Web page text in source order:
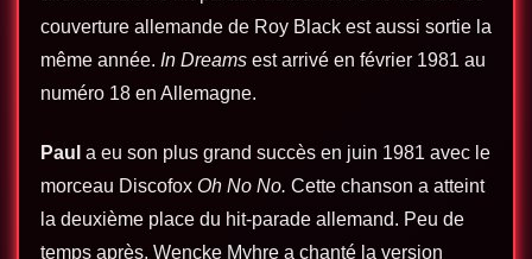
couverture allemande de Roy Black est aussi sortie la
même année. In Dreams est arrivé en février 1981 au
numéro 18 en Allemagne.
Paul a eu son plus grand succès en juin 1981 avec le
morceau Discofox Oh No No. Cette chanson a atteint
la deuxième place du hit-parade allemand. Peu de
temps après, Wencke Myhre a chanté la version